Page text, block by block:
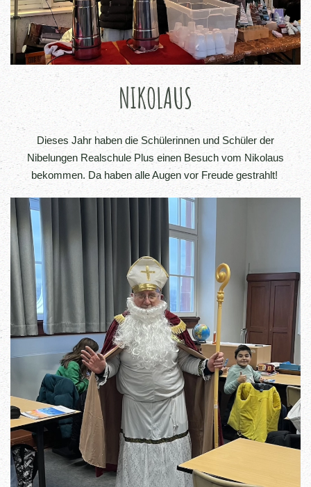
NIKOLAUS
Dieses Jahr haben die Schülerinnen und Schüler der
Nibelungen Realschule Plus einen Besuch vom Nikolaus
bekommen. Da haben alle Augen vor Freude gestrahlt!